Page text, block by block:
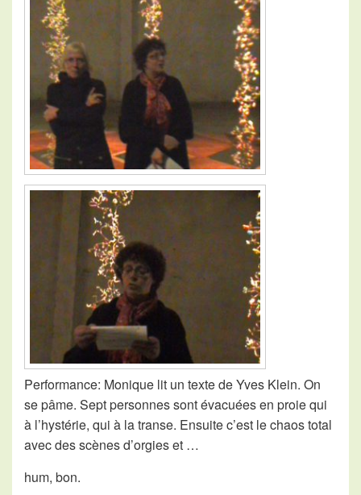
Performance: Monique lit un texte de Yves Klein. On
se pâme. Sept personnes sont évacuées en proie qui
à l’hystérie, qui à la transe. Ensuite c’est le chaos total
avec des scènes d’orgies et …
hum, bon.